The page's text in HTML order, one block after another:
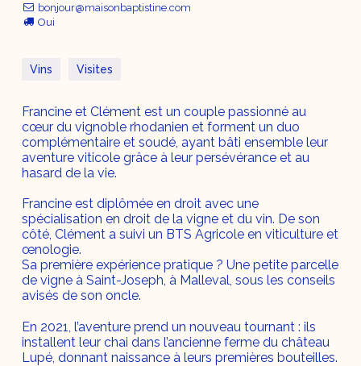
bonjour@maisonbaptistine.com
Oui
Vins Visites
Francine et Clément est un couple passionné au
cœur du vignoble rhodanien et forment un duo
complémentaire et soudé, ayant bâti ensemble leur
aventure viticole grâce à leur persévérance et au
hasard de la vie.
Francine est diplômée en droit avec une
spécialisation en droit de la vigne et du vin. De son
côté, Clément a suivi un BTS Agricole en viticulture et
œnologie.
Sa première expérience pratique ? Une petite parcelle
de vigne à Saint-Joseph, à Malleval, sous les conseils
avisés de son oncle.
En 2021, l’aventure prend un nouveau tournant : ils
installent leur chai dans l’ancienne ferme du château
Lupé, donnant naissance à leurs premières bouteilles.